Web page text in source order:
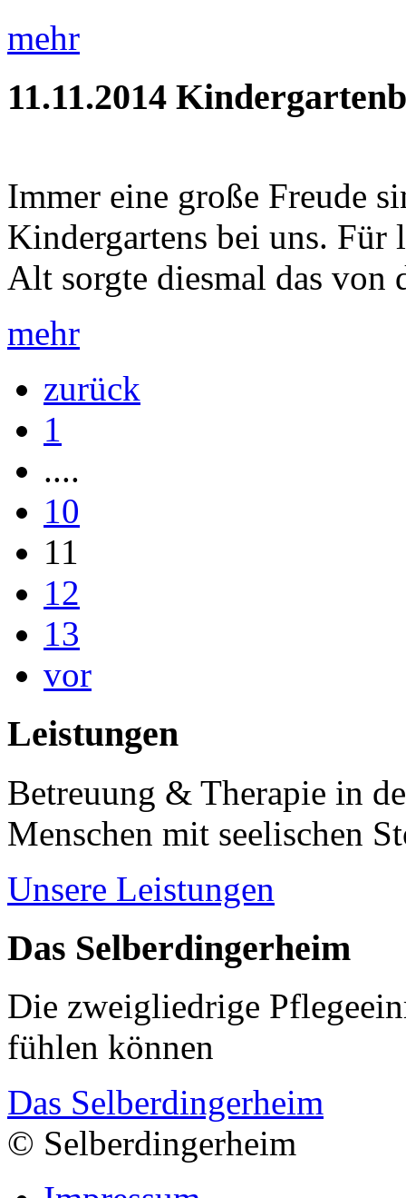
mehr
11.11.2014
Immer eine große Freude
Kindergartens bei uns. Für
Alt sorgte diesmal das von
mehr
zurück
1
....
10
11
12
13
vor
Leistungen
Betreuung & Therapie in
Menschen mit seelischen
Unsere Leistungen
Das Selberdingerheim
Die zweigliedrige
fühlen können
Das Selberdingerheim
© Selberdingerheim